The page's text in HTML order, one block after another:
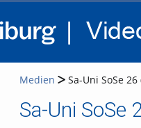
Medien Sa-Uni SoSe 26
Sa-Uni SoSe